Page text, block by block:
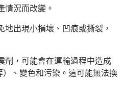
情況而改變。
地出現小損壞、凹痕或撕裂，
劑，可能會在運輸過程中造成
、變色和污染。這可能無法換